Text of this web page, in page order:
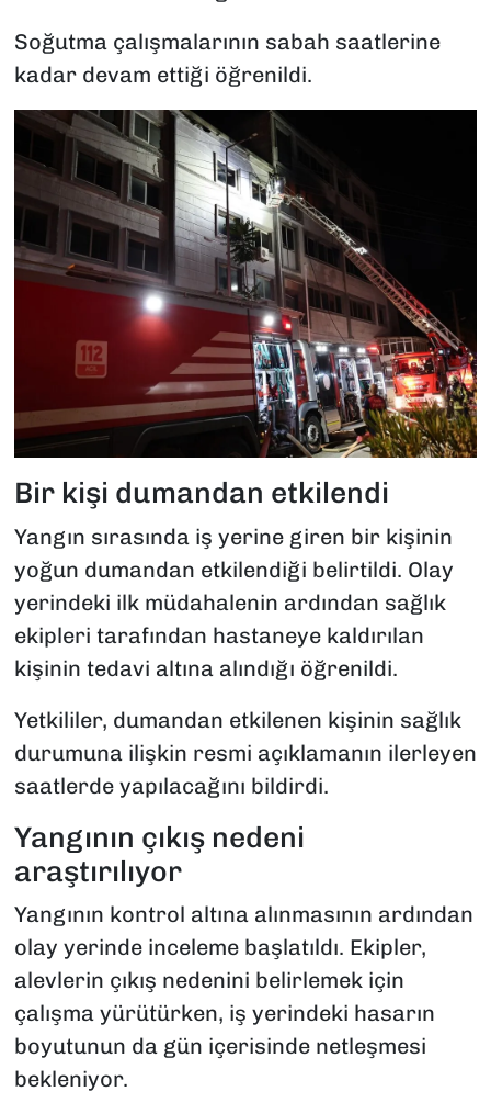
Soğutma çalışmalarının sabah saatlerine
kadar devam ettiği öğrenildi.
Bir kişi dumandan etkilendi
Yangın sırasında iş yerine giren bir kişinin
yoğun dumandan etkilendiği belirtildi. Olay
yerindeki ilk müdahalenin ardından sağlık
ekipleri tarafından hastaneye kaldırılan
kişinin tedavi altına alındığı öğrenildi.
Yetkililer, dumandan etkilenen kişinin sağlık
durumuna ilişkin resmi açıklamanın ilerleyen
saatlerde yapılacağını bildirdi.
Yangının çıkış nedeni
araştırılıyor
Yangının kontrol altına alınmasının ardından
olay yerinde inceleme başlatıldı. Ekipler,
alevlerin çıkış nedenini belirlemek için
çalışma yürütürken, iş yerindeki hasarın
boyutunun da gün içerisinde netleşmesi
bekleniyor.